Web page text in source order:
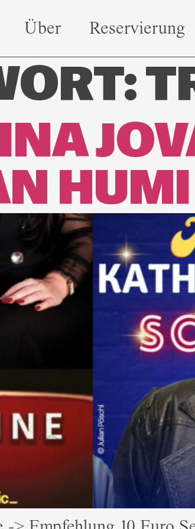
Über Reservierung
HUMI